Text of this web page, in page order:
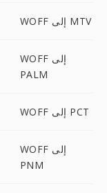
WOFF إلى MTV
WOFF إلى
PALM
WOFF إلى PCT
WOFF إلى
PNM